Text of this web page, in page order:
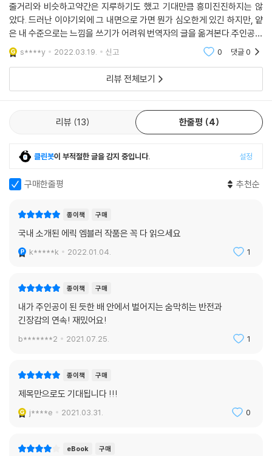
이로운 초기 작품 세계의 마지막을 장식하는 소설이기도 하다. 데뷔작 『어
두운 변경』(1936)에서부터 5년 동안 출간된 『보기 드문 위험』(1937),
『어느 스파이의 묘비명』(1938), 『경계의 이유』(1938), 『디미트리오스의
가면』(1939), 『공포로의 여행』(1940)으로 이어지는 여섯 권의 초기 소
설들은, 엄청난 상업적 성공을 거둠과 더불어 당시의 값싼 흥미 위주의 스
릴러 소설들과 결을 달리하는 새로운 흐름을 만들어 냈다. 『공포로의 여
행』은 그 시기의 마지막 작품이다. 이미 『디미트리오스의 가면』에서 대가
의 솜씨에 도달했던 앰블러가, 정교한 서술 속에서 독자들이 한순간도 긴
장의 끈을 놓지 않게 하는 최고의 원숙미를 보여 준다.
이 책을 옮긴 최용준 번역가는 박진감 넘치는 앰블러의 문장들을 능숙한
이 처음으로 국내 독자들에게 소개되는 셈이다. 번역 원본으로는 2002년
난해 앰블러의 또 다른 장편소설 『디미트리오스의 가면』을 출간한 바 있
옮긴이의 한마디
우리의 마음속, 벨벳을 두른 유인원들의 전쟁은 오늘도 계속되고 있다. 그
속해서 들여다보는 이유다.
줄거리와 비슷하고약간은 지루하기도 했고 기대만큼 흥미진진하지는 않
았다. 드러난 이야기외에 그 내면으로 가면 뭔가 심오한게 있긴 하지만, 얕
은 내 수준으로는 느낌을 쓰기가 어려워 번역자의 글을 옮겨본다.주인공인
그레이엄의 생각과 감정에 훨씬 더 집중하며,그를 통해 당시 세계의 정치
적 상황 및 그와
s****y 2022.03.19. 신고 0 댓글0
리뷰 전체보기
리뷰 13 한줄평 4
클린봇이 부적절한 글을 감지 중입니다. 설정
구매한줄평 추천순
종이책 구매
국내 소개된 에릭 엠블러 작품은 꼭 다 읽으세요
k*****k 2022.01.04. 1
종이책 구매
내가 주인공이 된 듯한 배 안에서 벌어지는 숨막히는 반전과
긴장감의 연속! 재밌어요!
b*******2 2021.07.25. 1
종이책 구매
제목만으로도 기대됩니다 !!!
j****e 2021.03.31. 0
eBook 구매